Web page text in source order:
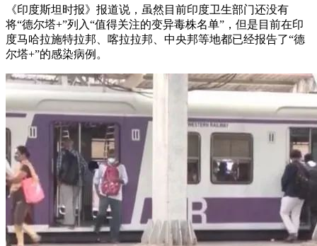
《印度斯坦时报》报道说，虽然目前印度卫生部门还没有
将“德尔塔+”列入“值得关注的变异毒株名单”，但是目前在印
度马哈拉施特拉邦、喀拉拉邦、中央邦等地都已经报告了“德
尔塔+”的感染病例。